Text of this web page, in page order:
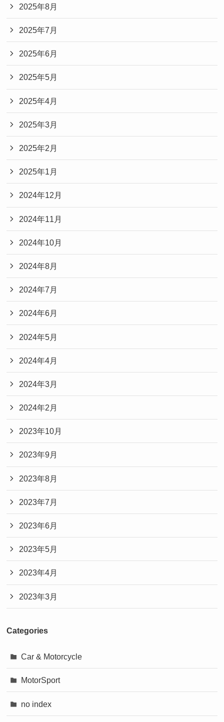
2025年8月
2025年7月
2025年6月
2025年5月
2025年4月
2025年3月
2025年2月
2025年1月
2024年12月
2024年11月
2024年10月
2024年8月
2024年7月
2024年6月
2024年5月
2024年4月
2024年3月
2024年2月
2023年10月
2023年9月
2023年8月
2023年7月
2023年6月
2023年5月
2023年4月
2023年3月
Categories
Car & Motorcycle
MotorSport
no index